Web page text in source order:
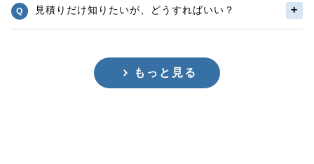
見積りだけ知りたいが、どうすればいい？
もっと見る